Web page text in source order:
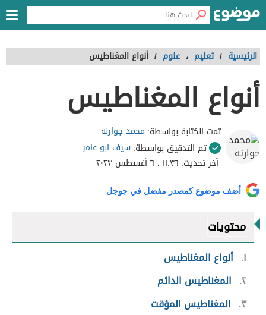
الرئيسية / تعليم ، علوم / أنواع المغناطيس
أنواع المغناطيس
تمت الكتابة بواسطة: محمد جوارنه
تم التدقيق بواسطة:سيف ابو عامر
آخر تحديث: ١١:٣٦ ، ٦ أغسطس ٢٠٢٣
أضف موضوع كمصدر مفضل في جوجل
محتويات
١ أنواع المغناطيس
٢ المغناطيس الدائم
٣
المغناطيس المؤقت